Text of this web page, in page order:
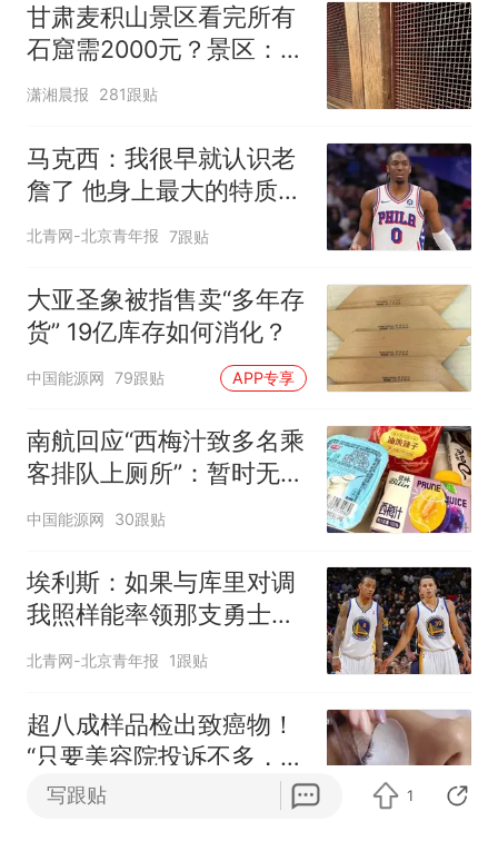
甘肃麦积山景区看完所有
石窟需2000元？景区：部
分石窟受特别保护，游客
潇湘晨报 281跟贴
马克西：我很早就认识老
詹了 他身上最大的特质就
是谦逊
北青网-北京青年报 7跟贴
大亚圣象被指售卖“多年存
货” 19亿库存如何消化？
中国能源网 79跟贴 APP专享
南航回应“西梅汁致多名乘
客排队上厕所”：暂时无法
核查是否发放西梅汁
中国能源网 30跟贴
埃利斯：如果与库里对调
我照样能率领那支勇士取
得现在的成就
北青网-北京青年报 1跟贴
超八成样品检出致癌物！
“只要美容院投诉不多，店
家就不会更换产品”
南方都市报
写跟贴 1